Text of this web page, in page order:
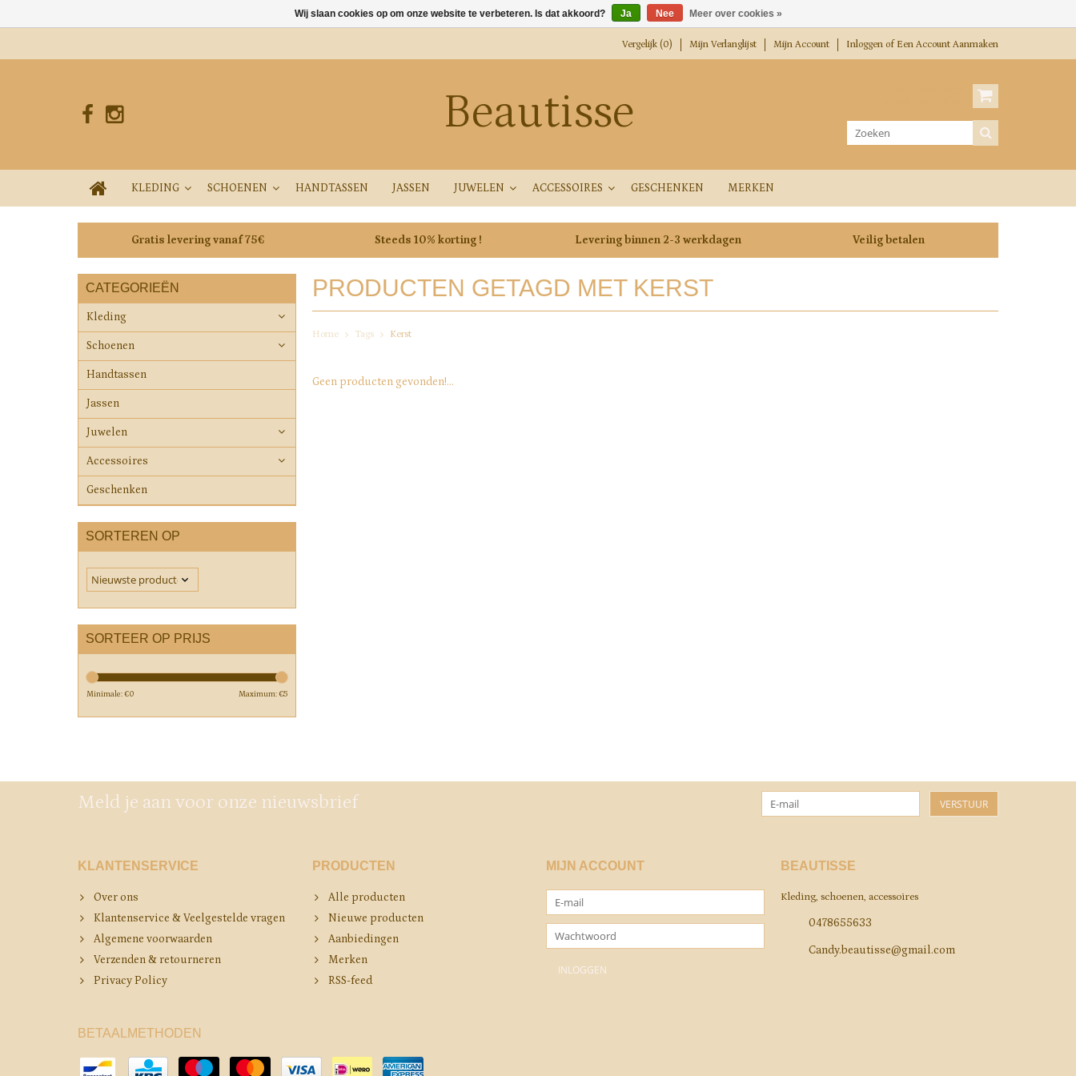
Vergelijk (0) Mijn Verlanglijst Mijn Account Inloggen of Een Account Aanmaken
Beautisse
KLEDING SCHOENEN HANDTASSEN JASSEN JUWELEN ACCESSOIRES GESCHENKEN MERKEN
Gratis levering vanaf 75€ Steeds 10% korting ! Levering binnen 2-3 werkdagen Veilig betalen
CATEGORIEËN
Kleding
Schoenen
Handtassen
Jassen
Juwelen
Accessoires
Geschenken
SORTEREN OP
SORTEER OP PRIJS
Minimale: €0 Maximum: €5
PRODUCTEN GETAGD MET KERST
Home Tags Kerst
Geen producten gevonden!...
Meld je aan voor onze nieuwsbrief VERSTUUR
KLANTENSERVICE
Over ons
Klantenservice & Veelgestelde vragen
Algemene voorwaarden
Verzenden & retourneren
Privacy Policy
PRODUCTEN
Alle producten
Nieuwe producten
Aanbiedingen
Merken
RSS-feed
MIJN ACCOUNT BEAUTISSE
Kleding, schoenen, accessoires
0478655633
Candy.beautisse@gmail.com
BETAALMETHODEN
Wij slaan cookies op om onze website te verbeteren. Is dat akkoord? Ja Nee Meer over cookies »